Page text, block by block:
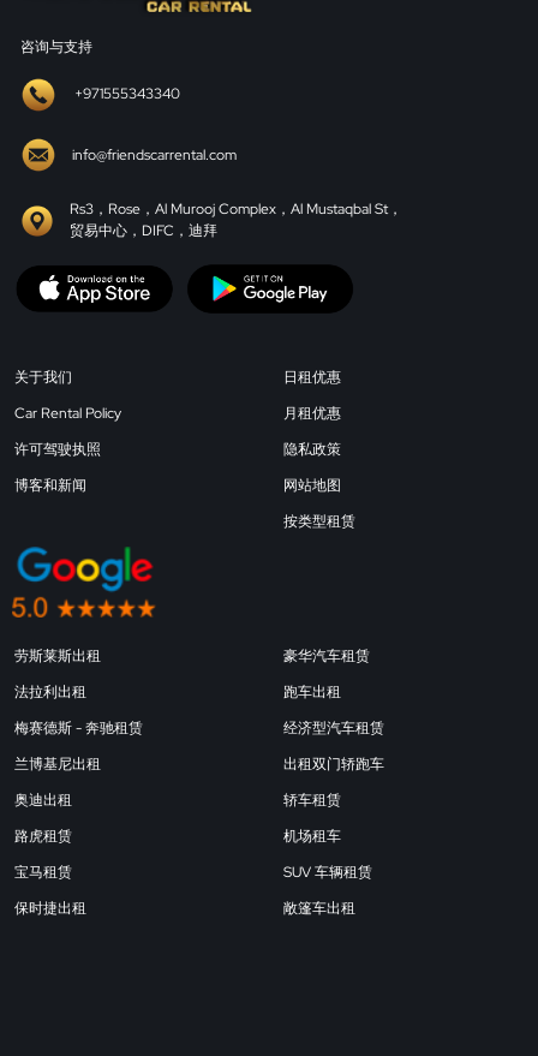
咨询与支持
+971555343340
info@friendscarrental.com
Rs3，Rose，Al Murooj Complex，Al Mustaqbal St，
贸易中心，DIFC，迪拜
关于我们
Car Rental Policy
许可驾驶执照
博客和新闻
日租优惠
月租优惠
隐私政策
网站地图
按类型租赁
劳斯莱斯出租
法拉利出租
梅赛德斯 - 奔驰租赁
兰博基尼出租
奥迪出租
路虎租赁
宝马租赁
保时捷出租
豪华汽车租赁
跑车出租
经济型汽车租赁
出租双门轿跑车
轿车租赁
机场租车
SUV 车辆租赁
敞篷车出租